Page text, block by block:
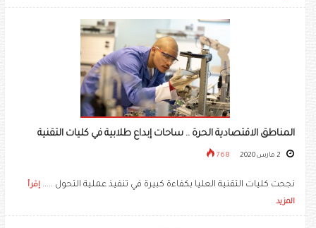
المناطق الاقتصادية الحرة .. ساحات إبداع طلابية في كليات التقنية
768
نجحت كليات التقنية العليا بكفاءة كبيرة في تنفيذ عملية التحول ..... إقرأ
المزيد